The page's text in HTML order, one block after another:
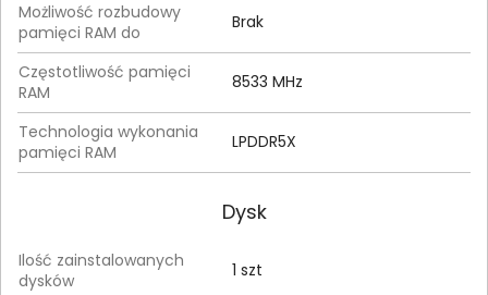
Możliwość rozbudowy
pamięci RAM do
Brak
Częstotliwość pamięci
RAM
8533 MHz
Technologia wykonania
pamięci RAM
LPDDR5X
Dysk
Ilość zainstalowanych
dysków
1 szt